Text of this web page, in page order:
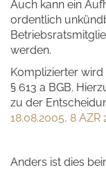
Auch kann ein
ordentlich
werden.
Komplizierter
§ 613 a BGB.
zu der
18.08.2005, 8
Anders ist dies